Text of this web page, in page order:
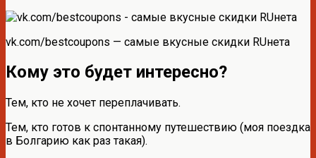
vk.com/bestcoupons — самые вкусные скидки RUнета
Кому это будет интересно?
Тем, кто не хочет переплачивать.
Тем, кто готов к спонтанному путешествию (моя поездка
в Болгарию как раз такая).